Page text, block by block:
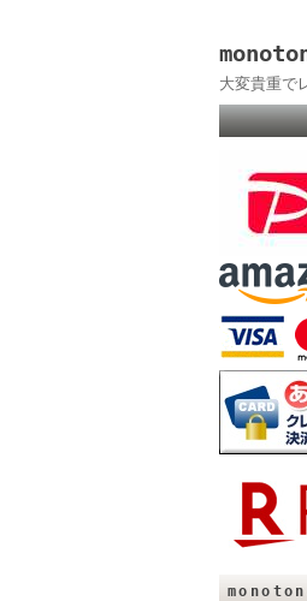
大変貴重で